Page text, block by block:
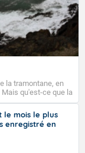
la tramontane, en
qu'est-ce que la
tramontane est un
ou ouest à nord-
de l’Aude et à
latin trasmontanus,
montagneuses
le mois le plus
enregistré en